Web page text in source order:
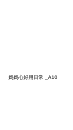
媽媽心好用日常 _A10